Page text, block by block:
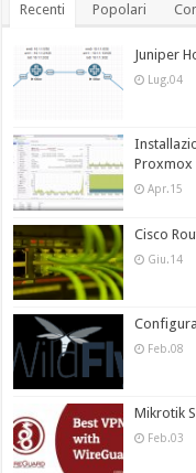
Recenti Popolari
Juniper
Lug.04
Proxmox
Apr.15
Cisco
Giu.14
Feb.08
Mikrotik
Feb.03